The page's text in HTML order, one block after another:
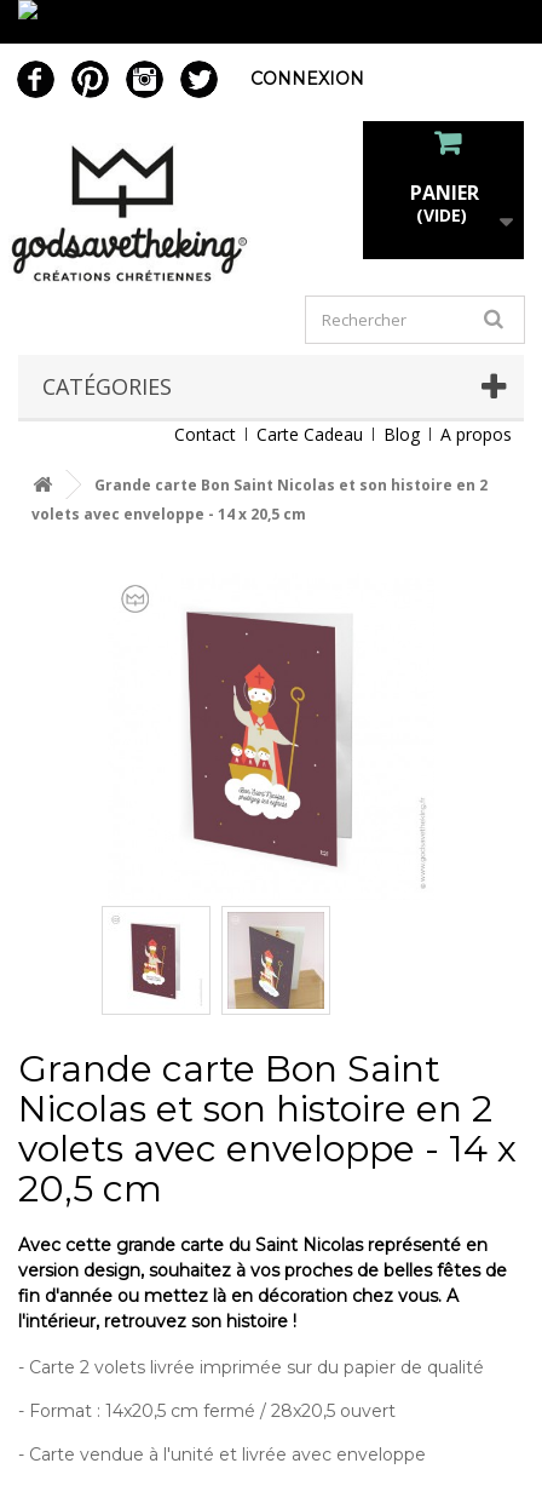
CONNEXION
PANIER
(VIDE)
CATÉGORIES
Contact Carte Cadeau Blog A propos
Grande carte Bon Saint Nicolas et son histoire en 2
volets avec enveloppe - 14 x 20,5 cm
Grande carte Bon Saint
Nicolas et son histoire en 2
volets avec enveloppe - 14 x
20,5 cm
Avec cette grande carte du Saint Nicolas représenté en
version design, souhaitez à vos proches de belles fêtes de
fin d'année ou mettez là en décoration chez vous. A
l'intérieur, retrouvez son histoire !
- Carte 2 volets livrée imprimée sur du papier de qualité
- Format : 14x20,5 cm fermé / 28x20,5 ouvert
- Carte vendue à l'unité et livrée avec enveloppe